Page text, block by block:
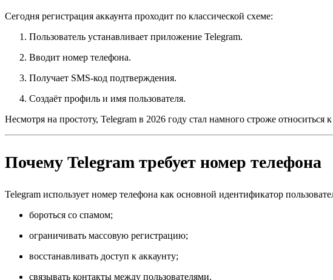
Сегодня регистрация аккаунта проходит по классической схеме:
Пользователь устанавливает приложение Telegram.
Вводит номер телефона.
Получает SMS-код подтверждения.
Создаёт профиль и имя пользователя.
Несмотря на простоту, Telegram в 2026 году стал намного строже
Почему Telegram требует номер телефона
Telegram использует номер телефона как основной идентификатор
бороться со спамом;
ограничивать массовую регистрацию;
восстанавливать доступ к аккаунту;
связывать контакты между пользователями.